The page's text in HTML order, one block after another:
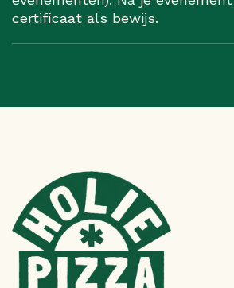
certificaat als bewijs.